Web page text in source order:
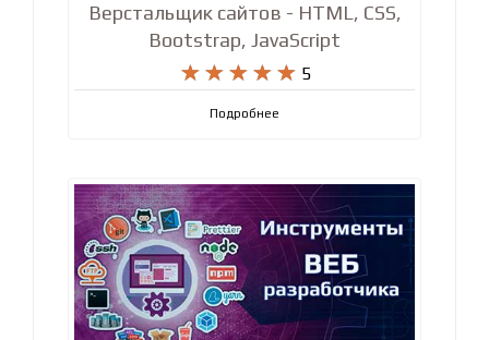
Верстальщик сайтов - HTML, CSS,
Bootstrap, JavaScript
    
     5
Подробнее